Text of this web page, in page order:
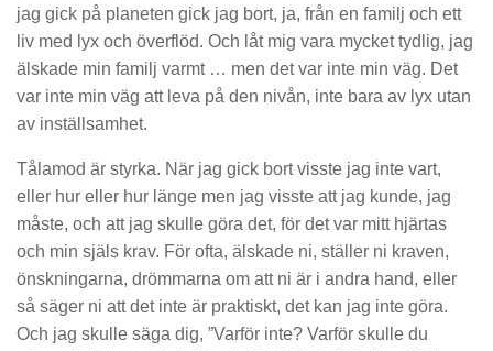
jag gick på planeten gick jag bort, ja, från en familj och ett
liv med lyx och överflöd. Och låt mig vara mycket tydlig, jag
älskade min familj varmt … men det var inte min väg. Det
var inte min väg att leva på den nivån, inte bara av lyx utan
av inställsamhet.
Tålamod är styrka. När jag gick bort visste jag inte vart,
eller hur eller hur länge men jag visste att jag kunde, jag
måste, och att jag skulle göra det, för det var mitt hjärtas
och min själs krav. För ofta, älskade ni, ställer ni kraven,
önskningarna, drömmarna om att ni är i andra hand, eller
så säger ni att det inte är praktiskt, det kan jag inte göra.
Och jag skulle säga dig, ”Varför inte? Varför skulle du